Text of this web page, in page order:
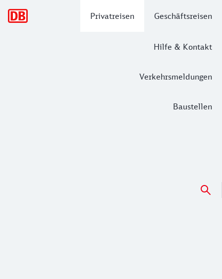
Privatreisen Geschäftsreisen
Hilfe & Kontakt
Verkehrsmeldungen
Baustellen